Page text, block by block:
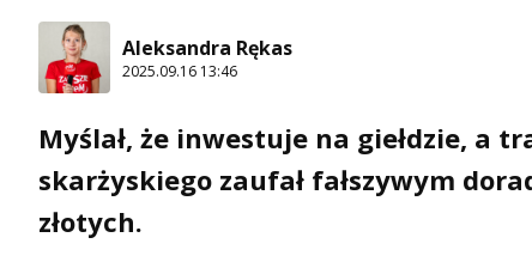
Aleksandra Rękas
2025.09.16 13:46
Myślał, że inwestuje na giełdzie, a
skarżyskiego zaufał fałszywym
złotych.